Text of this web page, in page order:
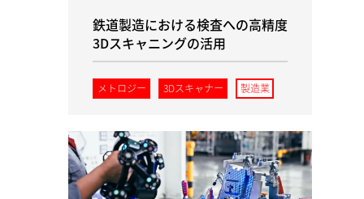
鉄道製造における検査への高精度
3Dスキャニングの活用
メトロジー 3Dスキャナー 製造業